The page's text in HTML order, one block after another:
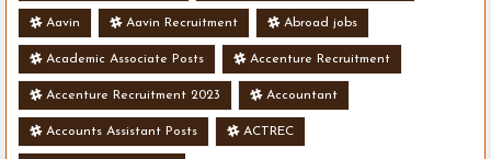
Aavin Aavin Recruitment Abroad jobs
Academic Associate Posts Accenture Recruitment
Accenture Recruitment 2023 Accountant
Accounts Assistant Posts ACTREC